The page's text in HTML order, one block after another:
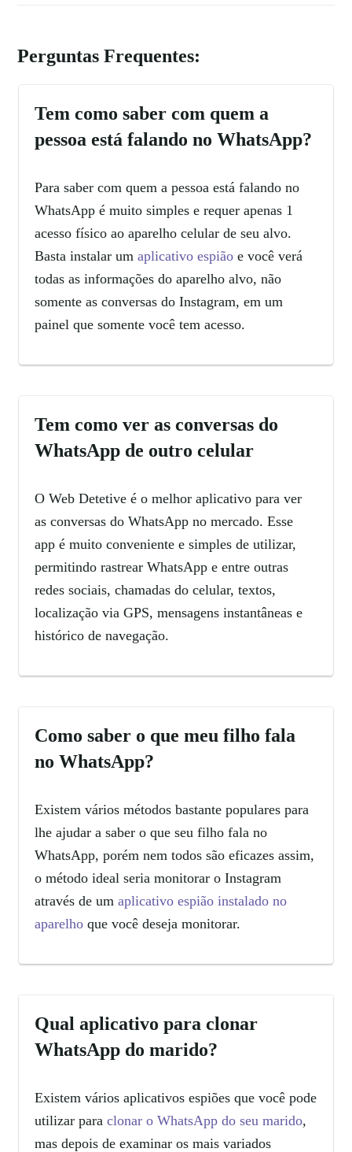
Perguntas Frequentes:
Tem como saber com quem a
pessoa está falando no WhatsApp?
Para saber com quem a pessoa está falando no
WhatsApp é muito simples e requer apenas 1
acesso físico ao aparelho celular de seu alvo.
Basta instalar umaplicativo espião e você verá
todas as informações do aparelho alvo, não
somente as conversas do Instagram, em um
painel que somente você tem acesso.
Tem como ver as conversas do
WhatsApp de outro celular
O Web Detetive é o melhor aplicativo para ver
as conversas do WhatsApp no mercado. Esse
app é muito conveniente e simples de utilizar,
permitindo rastrear WhatsApp e entre outras
redes sociais, chamadas do celular, textos,
localização via GPS, mensagens instantâneas e
histórico de navegação.
Como saber o que meu filho fala
no WhatsApp?
Existem vários métodos bastante populares para
lhe ajudar a saber o que seu filho fala no
WhatsApp, porém nem todos são eficazes assim,
o método ideal seria monitorar o Instagram
através de umaplicativo espião instalado no
aparelho que você deseja monitorar.
Qual aplicativo para clonar
WhatsApp do marido?
Existem vários aplicativos espiões que você pode
utilizar paraclonar o WhatsApp do seu marido,
mas depois de examinar os mais variados